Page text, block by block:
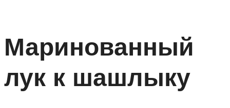
Маринованный
лук к шашлыку